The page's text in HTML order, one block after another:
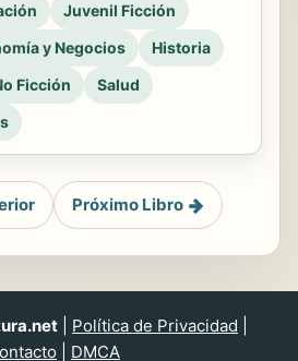
Juvenil Ficción
y Negocios
Historia
Ficción
Salud
Próximo Libro
Política de Privacidad
DMCA